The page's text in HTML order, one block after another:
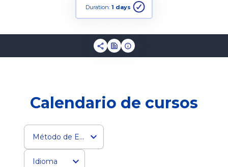
Duration: 1 days
Calendario de cursos
Método de Entrega
Idioma